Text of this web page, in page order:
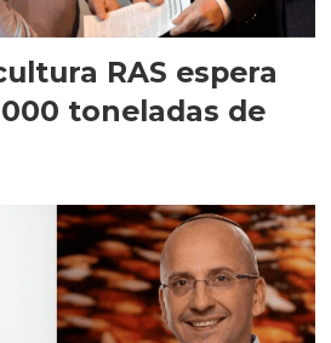
RAS espera
toneladas de